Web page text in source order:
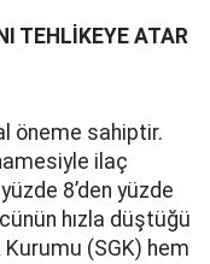
TEHLİKEYE ATAR
öneme sahiptir.
ilaç
8’den yüzde
hızla düştüğü
(SGK) hem